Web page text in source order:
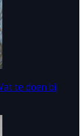
te doen bij